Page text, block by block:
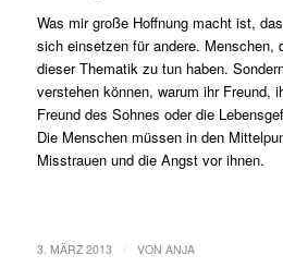
Was mir große Hoffnung macht ist,
sich einsetzen für andere. Menschen,
dieser Thematik zu tun haben.
verstehen können, warum ihr Freund,
Freund des Sohnes oder die
Die Menschen müssen in den
Misstrauen und die Angst vor ihnen.
3. MÄRZ 2013 VON ANJA